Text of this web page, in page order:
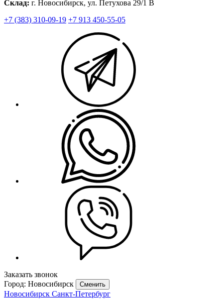
Склад: г. Новосибирск, ул. Петухова 29/1 В
+7 (383) 310-09-19 +7 913 450-55-05
Заказать звонок
Город: Новосибирск
Сменить
Новосибирск Санкт-Петербург